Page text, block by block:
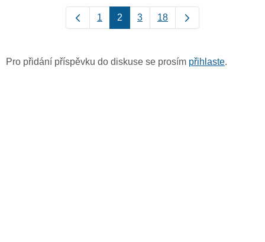
1 2 3 18
Pro přidání příspěvku do diskuse se prosím přihlaste.